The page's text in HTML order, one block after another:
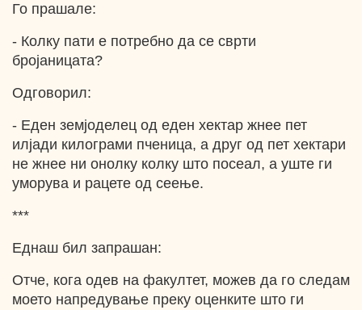
Го прашале:
- Колку пати е потребно да се сврти
бројаницата?
Одговорил:
- Еден земјоделец од еден хектар жнее пет
илјади килограми пченица, а друг од пет хектари
не жнее ни онолку колку што посеал, а уште ги
уморува и рацете од сеење.
***
Еднаш бил запрашан:
Отче, кога одев на факултет, можев да го следам
моето напредување преку оценките што ги